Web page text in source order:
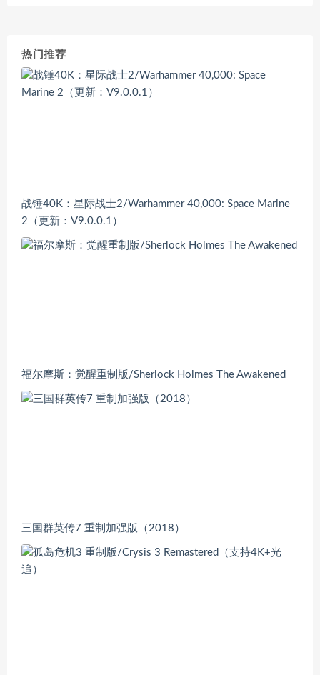
热门推荐
战锤40K：星际战士2/Warhammer 40,000: Space Marine
2（更新：V9.0.0.1）
福尔摩斯：觉醒重制版/Sherlock Holmes The Awakened
三国群英传7 重制加强版（2018）